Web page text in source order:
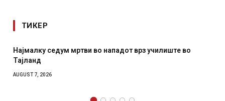
ТИКЕР
Најмалку седум мртви во нападот врз училиште во
Тајланд
AUGUST 7, 2026